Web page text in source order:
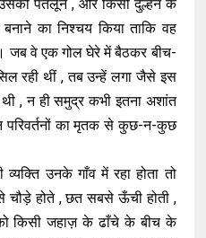
पतलून , और किसी दुल्हन के
का निश्चय किया ताकि वह
। जब वे एक गोल घेरे में बैठकर बीच-
रही थीं , तब उन्हें लगा जैसे इस
, न ही समुद्र कभी इतना अशांत
परिवर्तनों का मृतक से कुछ-न-कुछ
व्यक्ति उनके गाँव में रहा होता तो
होते , छत सबसे ऊँची होती ,
किसी जहाज़ के ढाँचे के बीच के